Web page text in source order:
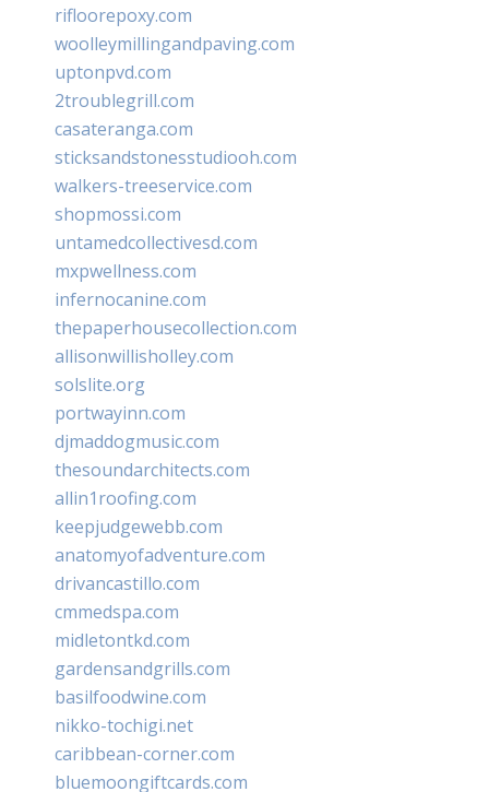
rifloorepoxy.com
woolleymillingandpaving.com
uptonpvd.com
2troublegrill.com
casateranga.com
sticksandstonesstudiooh.com
walkers-treeservice.com
shopmossi.com
untamedcollectivesd.com
mxpwellness.com
infernocanine.com
thepaperhousecollection.com
allisonwillisholley.com
solslite.org
portwayinn.com
djmaddogmusic.com
thesoundarchitects.com
allin1roofing.com
keepjudgewebb.com
anatomyofadventure.com
drivancastillo.com
cmmedspa.com
midletontkd.com
gardensandgrills.com
basilfoodwine.com
nikko-tochigi.net
caribbean-corner.com
bluemoongiftcards.com